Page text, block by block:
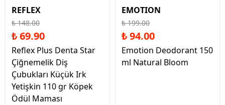
REFLEX
₺ 148.00
₺ 69.90
Reflex Plus Denta Star
Çiğnemelik Diş
Çubukları Küçük Irk
Yetişkin 110 gr Köpek
Ödül Maması
EMOTION
₺ 199.00
₺ 94.00
Emotion Deodorant 150
ml Natural Bloom